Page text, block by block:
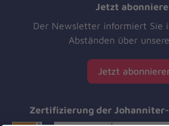
Jetzt
Der Newsletter informiert Sie
Abständen über
Jetzt
Zertifizierung der